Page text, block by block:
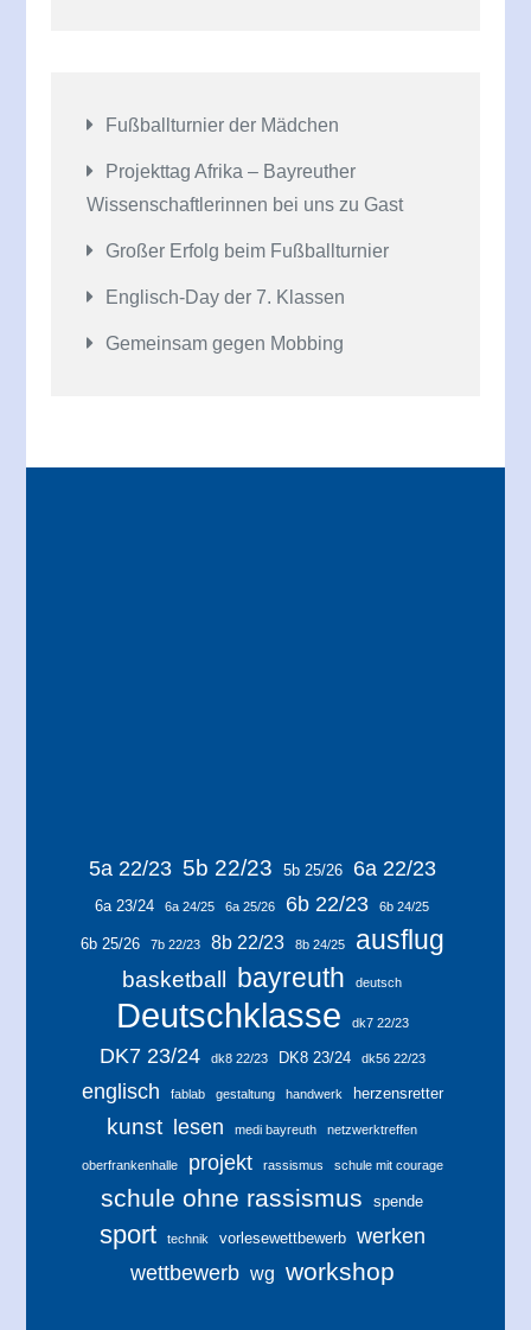
Fußballturnier der Mädchen
Projekttag Afrika – Bayreuther
Wissenschaftlerinnen bei uns zu Gast
Großer Erfolg beim Fußballturnier
Englisch-Day der 7. Klassen
Gemeinsam gegen Mobbing
5a 22/23 5b 22/23 5b 25/26 6a 22/23
6a 23/24 6a 24/25 6a 25/26 6b 22/23 6b 24/25
6b 25/26 7b 22/23 8b 22/23 8b 24/25 ausflug
basketball bayreuth deutsch
Deutschklasse dk7 22/23
DK7 23/24 dk8 22/23 DK8 23/24 dk56 22/23
englisch fablab gestaltung handwerk herzensretter
kunst lesen medi bayreuth netzwerktreffen
oberfrankenhalle projekt rassismus schule mit courage
schule ohne rassismus spende
sport technik vorlesewettbewerb
werken
wettbewerb wg workshop